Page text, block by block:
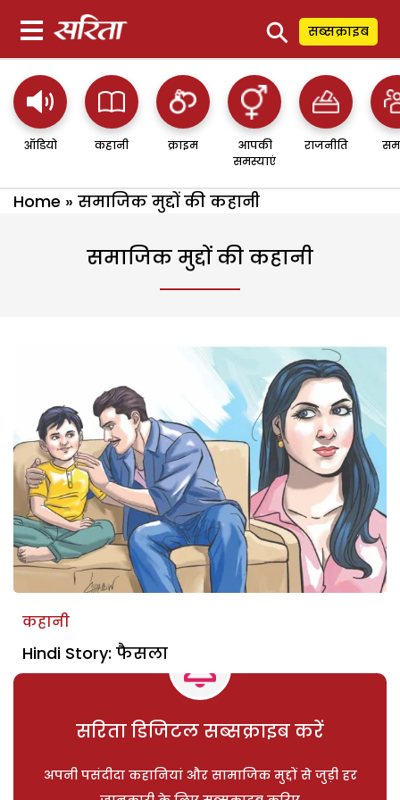
⚲ सब्सक्राइब
ऑडियो कहानी क्राइम
आपकी
समस्याएं
राजनीति
Home » समाजिक मुद्दों की कहानी
समाजिक मुद्दों की कहानी
कहानी
Hindi Story: फैसला
सरिता डिजिटल सब्सक्राइब करें
अपनी पसंदीदा कहानियां और सामाजिक मुद्दों से जुड़ी हर